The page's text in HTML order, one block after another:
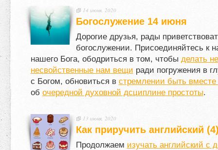
14 июня, 2020
Богослужение 14 июня
Дорогие друзья, рады
богослужении. Присоединяйтесь к
нашего Бога, ободриться в том, чтобы делать
несвойственные нам вещи ради погружения в
с Богом, обновиться в стремлении быть
об очередной духовной дсциплине простоты.
13 июня, 2020
Как приручить английский
Продолжаем изучать английский с